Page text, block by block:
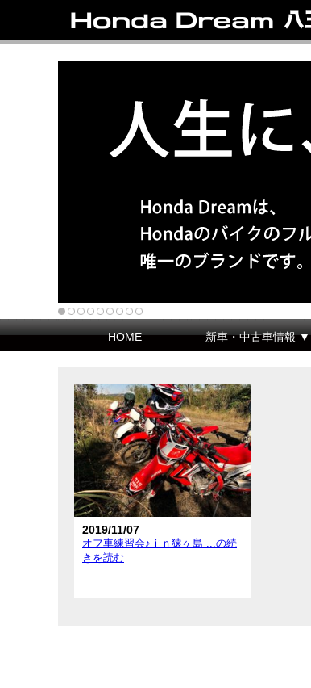
HOME 新車・中古車情報 ▼
2019/11/07
オフ車練習会♪ｉｎ猿ヶ島 ...の続
きを読む